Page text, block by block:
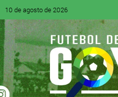
10 de agosto de 2026